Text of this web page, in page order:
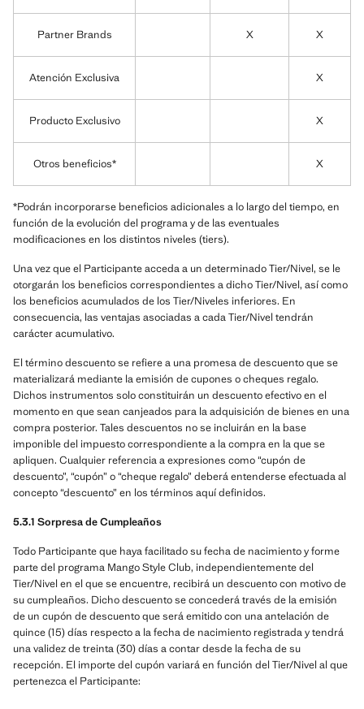
Partner Brands X X
Atención Exclusiva X
Producto Exclusivo X
Otros beneficios* X
*Podrán incorporarse beneficios adicionales a lo largo del tiempo, en
función de la evolución del programa y de las eventuales
modificaciones en los distintos niveles (tiers).
Una vez que el Participante acceda a un determinado Tier/Nivel, se le
otorgarán los beneficios correspondientes a dicho Tier/Nivel, así como
los beneficios acumulados de los Tier/Niveles inferiores. En
consecuencia, las ventajas asociadas a cada Tier/Nivel tendrán
carácter acumulativo.
El término descuento se refiere a una promesa de descuento que se
materializará mediante la emisión de cupones o cheques regalo.
Dichos instrumentos solo constituirán un descuento efectivo en el
momento en que sean canjeados para la adquisición de bienes en una
compra posterior. Tales descuentos no se incluirán en la base
imponible del impuesto correspondiente a la compra en la que se
apliquen. Cualquier referencia a expresiones como “cupón de
descuento”, “cupón” o “cheque regalo” deberá entenderse efectuada al
concepto “descuento” en los términos aquí definidos.
5.3.1 Sorpresa de Cumpleaños
Todo Participante que haya facilitado su fecha de nacimiento y forme
parte del programa Mango Style Club, independientemente del
Tier/Nivel en el que se encuentre, recibirá un descuento con motivo de
su cumpleaños. Dicho descuento se concederá través de la emisión
de un cupón de descuento que será emitido con una antelación de
quince (15) días respecto a la fecha de nacimiento registrada y tendrá
una validez de treinta (30) días a contar desde la fecha de su
recepción. El importe del cupón variará en función del Tier/Nivel al que
pertenezca el Participante: